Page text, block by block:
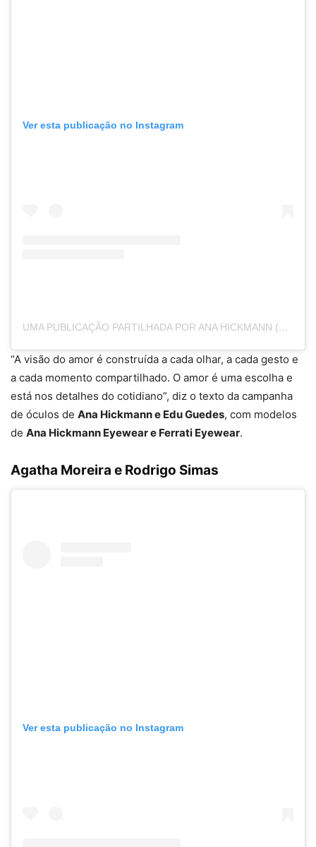
Ver esta publicação no Instagram
UMA PUBLICAÇÃO PARTILHADA POR ANA HICKMANN (@AHICKMANN)
“A visão do amor é construída a cada olhar, a cada gesto e
a cada momento compartilhado. O amor é uma escolha e
está nos detalhes do cotidiano”, diz o texto da campanha
de óculos de Ana Hickmann e Edu Guedes, com modelos
de Ana Hickmann Eyewear e Ferrati Eyewear.
Agatha Moreira e Rodrigo Simas
Ver esta publicação no Instagram